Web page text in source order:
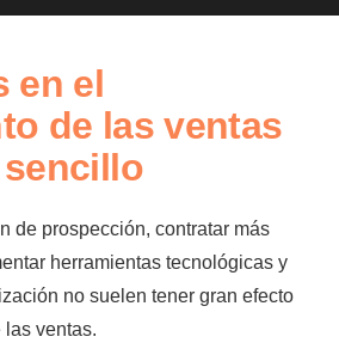
en el
de las ventas
de prospección, contratar más
herramientas tecnológicas y
no suelen tener gran efecto
las ventas.